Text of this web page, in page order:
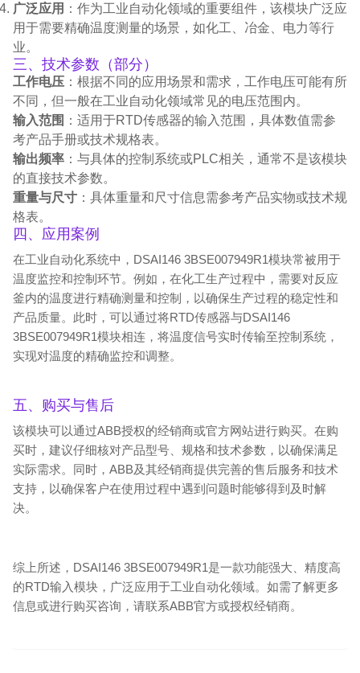
广泛应用 ：作为工业自动化领域的重要组件，该模块广泛应
用于需要精确温度测量的场景，如化工、冶金、电力等行
业。
三、技术参数（部分）
工作电压 ：根据不同的应用场景和需求，工作电压可能有所
不同，但一般在工业自动化领域常见的电压范围内。
输入范围 ：适用于RTD传感器的输入范围，具体数值需参
考产品手册或技术规格表。
输出频率 ：与具体的控制系统或PLC相关，通常不是该模块
的直接技术参数。
重量与尺寸 ：具体重量和尺寸信息需参考产品实物或技术规
格表。
四、应用案例
在工业自动化系统中，DSAI146 3BSE007949R1模块常被用于
温度监控和控制环节。例如，在化工生产过程中，需要对反应
釜内的温度进行精确测量和控制，以确保生产过程的稳定性和
产品质量。此时，可以通过将RTD传感器与DSAI146
3BSE007949R1模块相连，将温度信号实时传输至控制系统，
实现对温度的精确监控和调整。
五、购买与售后
该模块可以通过ABB授权的经销商或官方网站进行购买。在购
买时，建议仔细核对产品型号、规格和技术参数，以确保满足
实际需求。同时，ABB及其经销商提供完善的售后服务和技术
支持，以确保客户在使用过程中遇到问题时能够得到及时解
决。
综上所述，DSAI146 3BSE007949R1是一款功能强大、精度高
的RTD输入模块，广泛应用于工业自动化领域。如需了解更多
信息或进行购买咨询，请联系ABB官方或授权经销商。